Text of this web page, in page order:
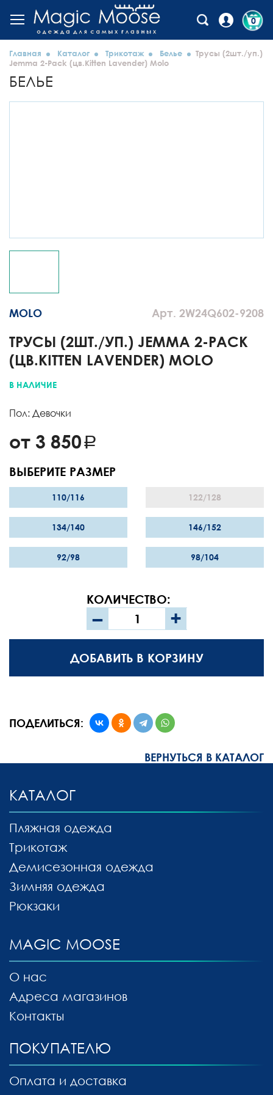
0
Главная Каталог Трикотаж Белье
Трусы (2шт./уп.)
Jemma 2-Pack (цв.Kitten Lavender) Molo
БЕЛЬЕ
Арт. 2W24Q602-9208
MOLO
ТРУСЫ (2ШТ./УП.) JEMMA 2-PACK
(ЦВ.KITTEN LAVENDER) MOLO
В НАЛИЧИЕ
Пол: Девочки
от 3 850
ВЫБЕРИТЕ РАЗМЕР
110/116 122/128
134/140 146/152
92/98 98/104
КОЛИЧЕСТВО:
– +
ДОБАВИТЬ В КОРЗИНУ
ПОДЕЛИТЬСЯ:
ВЕРНУТЬСЯ В КАТАЛОГ
MAGIC MOOSE
О нас
Адреса магазинов
Контакты
КАТАЛОГ
Пляжная одежда
Трикотаж
Демисезонная одежда
Зимняя одежда
Рюкзаки
ПОКУПАТЕЛЮ
Оплата и доставка